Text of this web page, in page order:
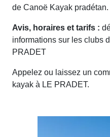
de Canoë Kayak pradétan.
Avis, horaires et tarifs :
informations sur les clubs
PRADET
Appelez ou laissez un
kayak à LE PRADET.